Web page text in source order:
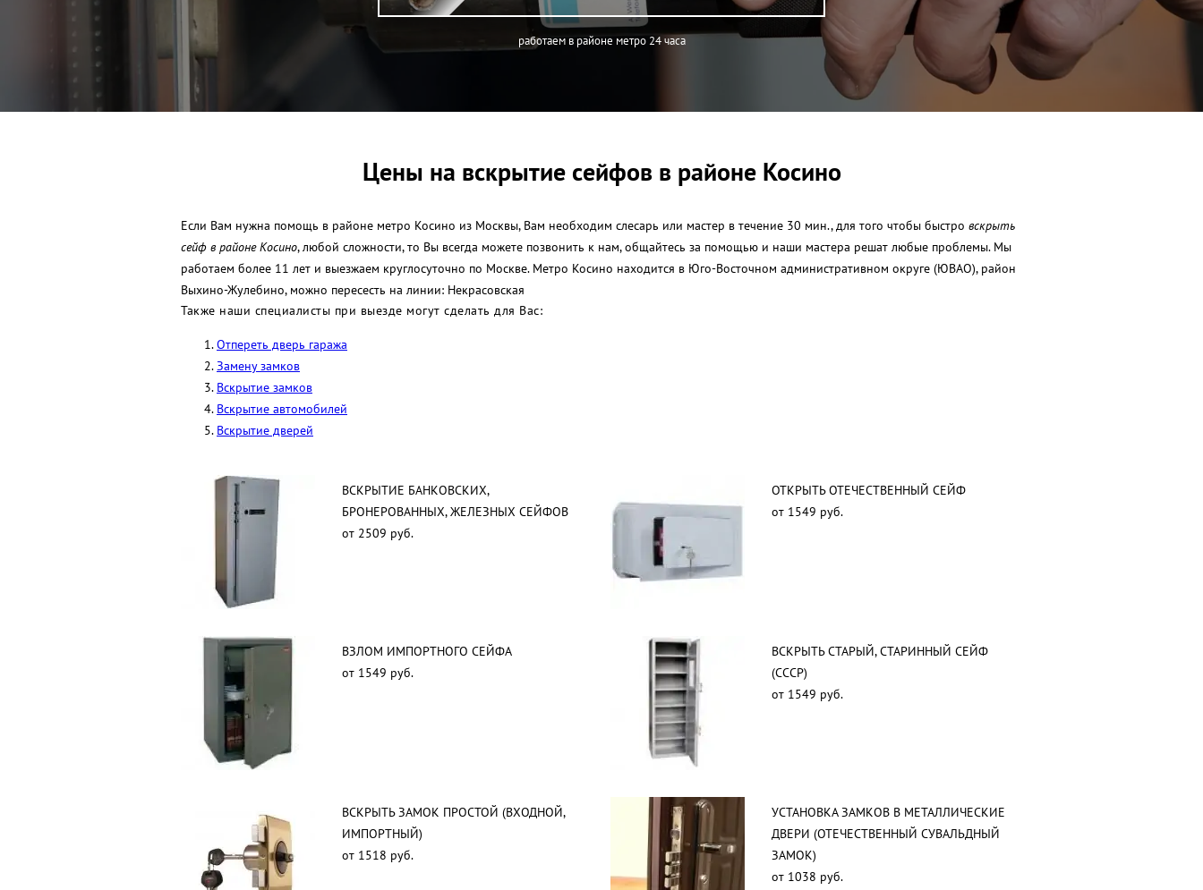
работаем в районе метро 24 часа
Цены на вскрытие сейфов в районе Косино
Если Вам нужна помощь в районе метро Косино из Москвы, Вам необходим слесарь или мастер в течение 30 мин., для того чтобы быстро вскрыть
сейф в районе Косино, любой сложности, то Вы всегда можете позвонить к нам, общайтесь за помощью и наши мастера решат любые проблемы. Мы
работаем более 11 лет и выезжаем круглосуточно по Москве. Метро Косино находится в Юго-Восточном административном округе (ЮВАО), район
Выхино-Жулебино, можно пересесть на линии: Некрасовская
Также наши специалисты при выезде могут сделать для Вас:
Отпереть дверь гаража
Замену замков
Вскрытие замков
Вскрытие автомобилей
Вскрытие дверей
ВСКРЫТИЕ БАНКОВСКИХ,
БРОНЕРОВАННЫХ, ЖЕЛЕЗНЫХ СЕЙФОВ
от 2509 руб.
ОТКРЫТЬ ОТЕЧЕСТВЕННЫЙ СЕЙФ
от 1549 руб.
ВЗЛОМ ИМПОРТНОГО СЕЙФА
от 1549 руб.
ВСКРЫТЬ СТАРЫЙ, СТАРИННЫЙ СЕЙФ
(СССР)
от 1549 руб.
ВСКРЫТЬ ЗАМОК ПРОСТОЙ (ВХОДНОЙ,
ИМПОРТНЫЙ)
от 1518 руб.
УСТАНОВКА ЗАМКОВ В МЕТАЛЛИЧЕСКИЕ
ДВЕРИ (ОТЕЧЕСТВЕННЫЙ СУВАЛЬДНЫЙ
ЗАМОК)
от 1038 руб.